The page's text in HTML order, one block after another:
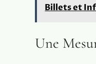
Billets et
Une